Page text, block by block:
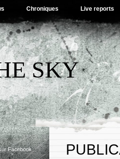
Chroniques Live reports
SKY
Facebook